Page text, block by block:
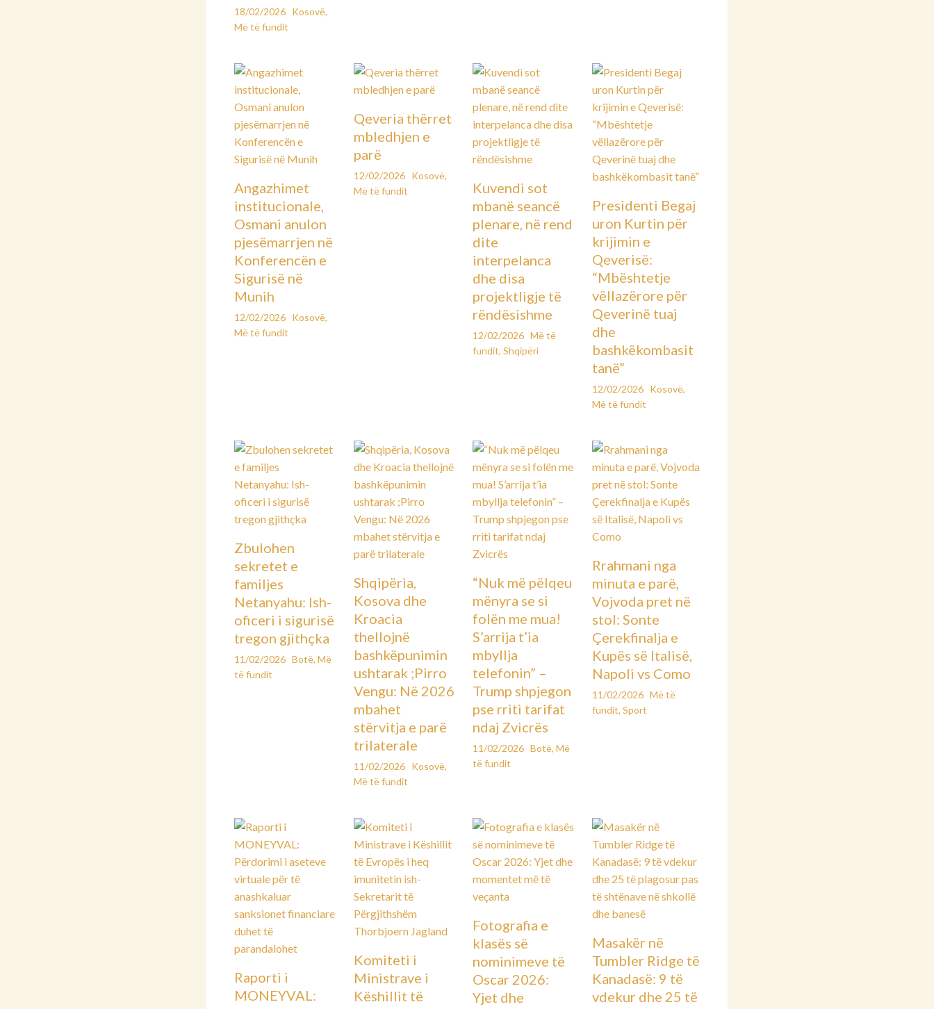
18/02/2026 Kosovë,
Më të fundit
Angazhimet
institucionale,
Osmani anulon
pjesëmarrjen në
Konferencën e
Sigurisë në
Munih
12/02/2026 Kosovë,
Më të fundit
Qeveria thërret
mbledhjen e
parë
12/02/2026 Kosovë,
Më të fundit
Kuvendi sot
mbanë seancë
plenare, në rend
dite
interpelanca
dhe disa
projektligje të
rëndësishme
12/02/2026 Më të
fundit,Shqipëri
Presidenti Begaj
uron Kurtin për
krijimin e
Qeverisë:
“Mbështetje
vëllazërore për
Qeverinë tuaj
dhe
bashkëkombasit
tanë”
12/02/2026 Kosovë,
Më të fundit
Zbulohen
sekretet e
familjes
Netanyahu: Ish-
oficeri i sigurisë
tregon gjithçka
11/02/2026 Botë, Më
të fundit
Shqipëria,
Kosova dhe
Kroacia
thellojnë
bashkëpunimin
ushtarak ;Pirro
Vengu: Në 2026
mbahet
stërvitja e parë
trilaterale
11/02/2026 Kosovë,
Më të fundit
“Nuk më pëlqeu
mënyra se si
folën me mua!
S’arrija t’ia
mbyllja
telefonin” –
Trump shpjegon
pse rriti tarifat
ndaj Zvicrës
11/02/2026 Botë,Më
të fundit
Rrahmani nga
minuta e parë,
Vojvoda pret në
stol: Sonte
Çerekfinalja e
Kupës së Italisë,
Napoli vs Como
11/02/2026 Më të
fundit, Sport
Raporti i
MONEYVAL:
Komiteti i
Ministrave i
Këshillit të
Fotografia e
klasës së
nominimeve të
Oscar 2026:
Yjet dhe
Masakër në
Tumbler Ridge të
Kanadasë: 9 të
vdekur dhe 25 të